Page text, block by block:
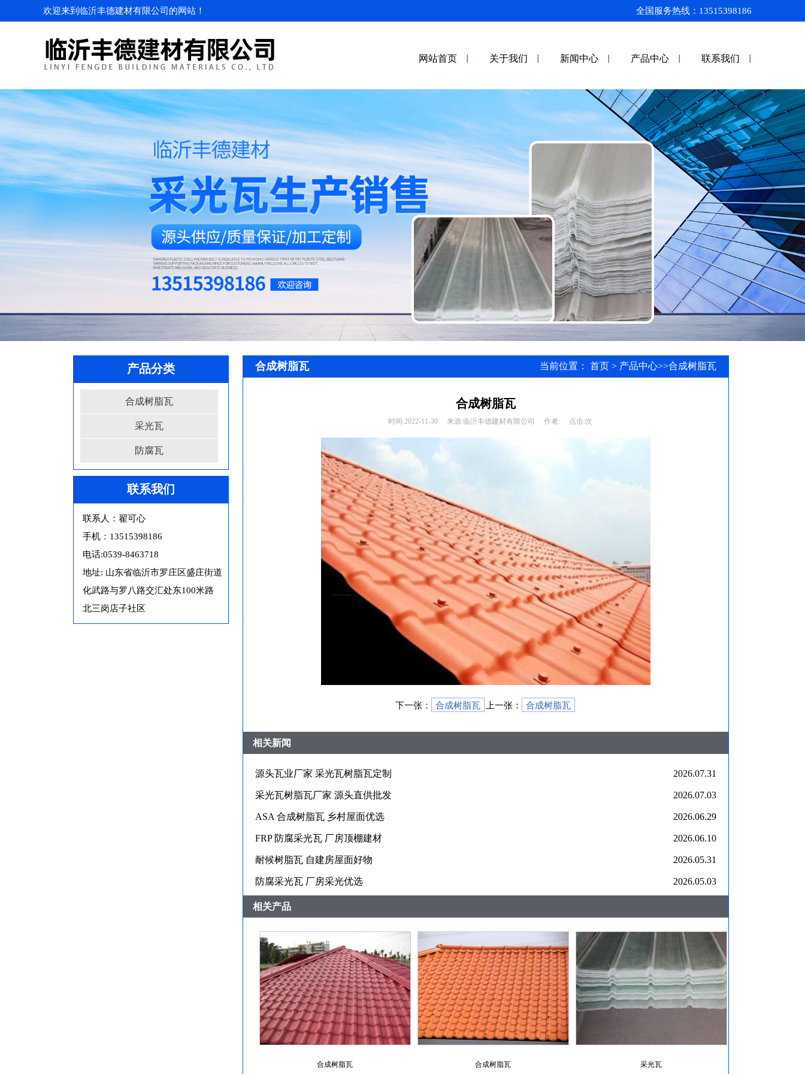
欢迎来到临沂丰德建材有限公司的网站！ 全国服务热线：13515398186
网站首页 关于我们 新闻中心 产品中心 联系我们
产品分类
合成树脂瓦
采光瓦
防腐瓦
联系我们
联系人：翟可心
手机：13515398186
电话:0539-8463718
地址: 山东省临沂市罗庄区盛庄街道
化武路与罗八路交汇处东100米路
北三岗店子社区
合成树脂瓦 当前位置： 首页 > 产品中心>>合成树脂瓦
合成树脂瓦
时间:2022-11-30 来源:临沂丰德建材有限公司 作者: 点击:次
下一张： 合成树脂瓦 上一张： 合成树脂瓦
相关新闻
源头瓦业厂家 采光瓦树脂瓦定制 2026.07.31
采光瓦树脂瓦厂家 源头直供批发 2026.07.03
ASA 合成树脂瓦 乡村屋面优选 2026.06.29
FRP 防腐采光瓦 厂房顶棚建材 2026.06.10
耐候树脂瓦 自建房屋面好物 2026.05.31
防腐采光瓦 厂房采光优选 2026.05.03
相关产品
合成树脂瓦 合成树脂瓦 采光瓦